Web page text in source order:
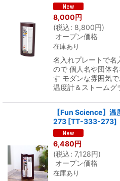
8,000円
(税込: 8,800円)
オープン価格
在庫あり
名入れプレートで名
ので 個人名や団体
す モダンな雰囲気
温度計＆ストーム
【Fun Science】
273 [TT-333-273]
6,480円
(税込: 7,128円)
オープン価格
在庫あり